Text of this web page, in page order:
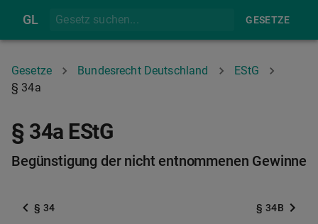
GL GESETZE
Gesetze Bundesrecht Deutschland
EStG
§ 34a
§ 34a EStG
Begünstigung der nicht entnommenen Gewinne
§ 34 § 34B